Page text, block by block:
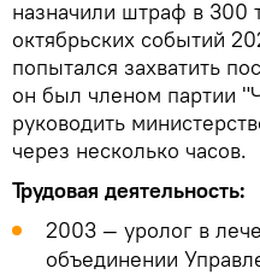
назначили штраф в 300
октябрьских событий
попытался захватить
он был членом партии
руководить
через несколько часов.
Трудовая деятельность:
2003 — уролог в
объединении